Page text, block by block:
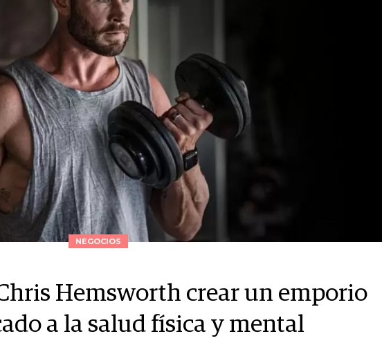
NEGOCIOS
Hemsworth crear un emporio
a la salud física y mental